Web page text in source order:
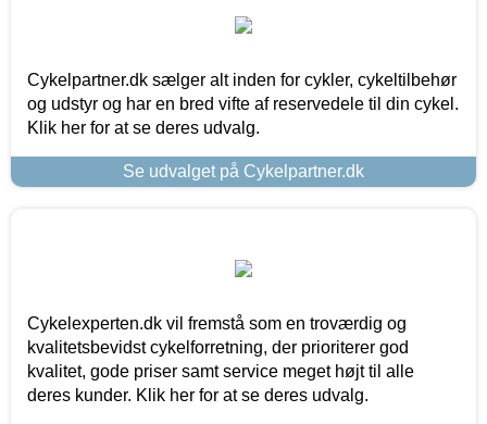
Cykelpartner.dk sælger alt inden for cykler, cykeltilbehør
og udstyr og har en bred vifte af reservedele til din cykel.
Klik her for at se deres udvalg.
Se udvalget på Cykelpartner.dk
Cykelexperten.dk vil fremstå som en troværdig og
kvalitetsbevidst cykelforretning, der prioriterer god
kvalitet, gode priser samt service meget højt til alle
deres kunder. Klik her for at se deres udvalg.